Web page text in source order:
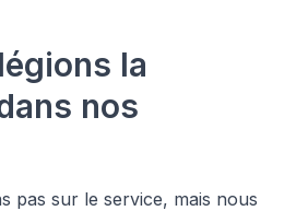
la
nos
pas sur le service, mais nous